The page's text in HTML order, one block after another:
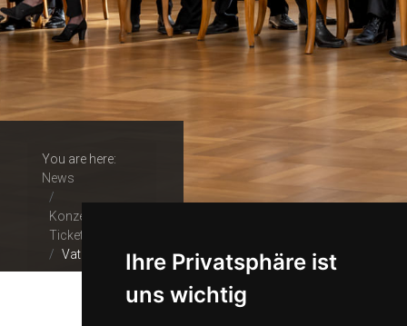
Ihre Privatsphäre ist
uns wichtig
You are here:
News
Konzerte &
Tickets
Vaterliebe